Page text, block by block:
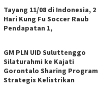
Tayang 11/08 di Indonesia, 2
Hari Kung Fu Soccer Raub
Pendapatan 1,
GM PLN UID Suluttenggo
Silaturahmi ke Kajati
Gorontalo Sharing Program
Strategis Kelistrikan